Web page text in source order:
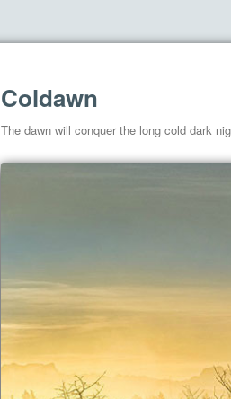
Coldawn
The dawn will conquer the long cold dark